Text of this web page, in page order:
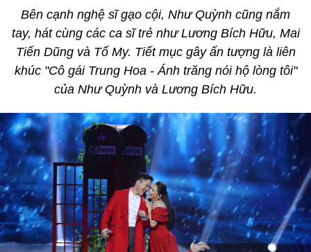
Bên cạnh nghệ sĩ gạo cội, Như Quỳnh cũng nắm
tay, hát cùng các ca sĩ trẻ như Lương Bích Hữu, Mai
Tiến Dũng và Tố My. Tiết mục gây ấn tượng là liên
khúc "Cô gái Trung Hoa - Ánh trăng nói hộ lòng tôi"
của Như Quỳnh và Lương Bích Hữu.